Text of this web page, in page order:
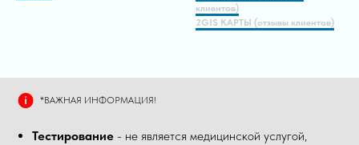
клиентов)
2GIS КАРТЫ (отзывы клиентов)
*ВАЖНАЯ ИНФОРМАЦИЯ!
Тестирование - не является медицинской услугой,